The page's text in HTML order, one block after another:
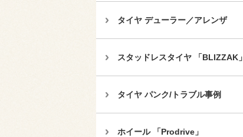
タイヤ デューラー／アレンザ
スタッドレスタイヤ 「BLIZZAK」
タイヤ パンク/トラブル事例
ホイール 「Prodrive」